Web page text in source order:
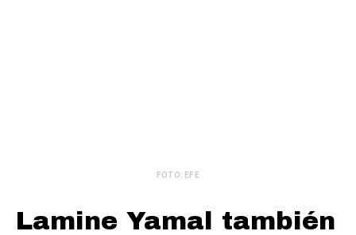
FOTO: EFE
Lamine Yamal también